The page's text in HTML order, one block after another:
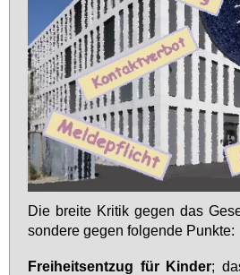
Die brei­te Kri­tik ge­gen das
son­de­re ge­gen fol­gen­de Punk­te:
Frei­heits­ent­zug für Kin­der;